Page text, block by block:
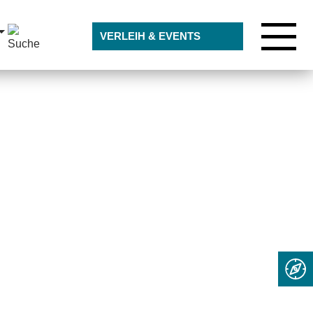
9515519 VERLEIH & EVENTS